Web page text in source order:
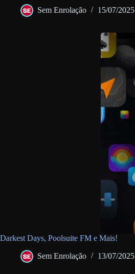
Sem Enrolação 15/07/2025
Darkest Days, Poolsuite FM e Mais!
Sem Enrolação 13/07/2025